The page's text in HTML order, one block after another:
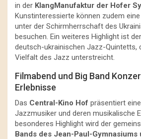
in der KlangManufaktur der Hofer
Kunstinteressierte können zudem
unter der Schirmherrschaft des
besuchen. Ein weiteres Highlight ist
deutsch-ukrainischen Jazz-Quintetts,
Vielfalt des Jazz unterstreicht.
Filmabend und Big Band
Erlebnisse
Das Central-Kino Hof präsentiert
Jazzmusiker und deren musikalische
besonderes Highlight wird der
Bands des Jean-Paul-Gymnasiums